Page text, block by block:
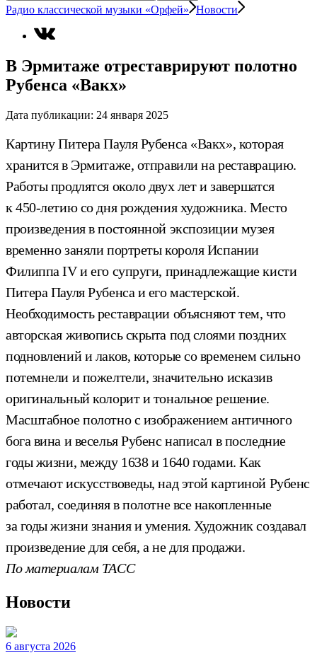
Радио классической музыки «Орфей» Новости
В Эрмитаже отреставрируют полотно
Рубенса «Вакх»
Дата публикации: 24 января 2025
Картину Питера Пауля Рубенса «Вакх», которая
хранится в Эрмитаже, отправили на реставрацию.
Работы продлятся около двух лет и завершатся
к 450-летию со дня рождения художника. Место
произведения в постоянной экспозиции музея
временно заняли портреты короля Испании
Филиппа IV и его супруги, принадлежащие кисти
Питера Пауля Рубенса и его мастерской.
Необходимость реставрации объясняют тем, что
авторская живопись скрыта под слоями поздних
подновлений и лаков, которые со временем сильно
потемнели и пожелтели, значительно исказив
оригинальный колорит и тональное решение.
Масштабное полотно с изображением античного
бога вина и веселья Рубенс написал в последние
годы жизни, между 1638 и 1640 годами. Как
отмечают искусствоведы, над этой картиной Рубенс
работал, соединяя в полотне все накопленные
за годы жизни знания и умения. Художник создавал
произведение для себя, а не для продажи.
По материалам ТАСС
Новости
6 августа 2026